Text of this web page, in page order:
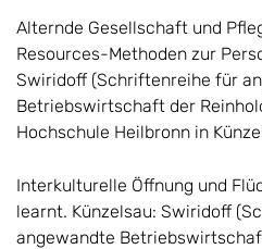
Alternde Gesellschaft und
Resources-Methoden zur
Swiridoff (Schriftenreihe für
Betriebswirtschaft der
Hochschule Heilbronn in
Interkulturelle Öffnung und
learnt. Künzelsau: Swiridoff
angewandte